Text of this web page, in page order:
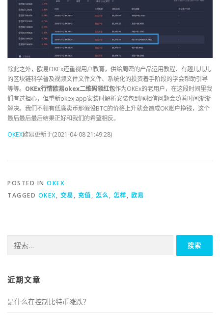
除此之外，欧易OKEx还重视用户教育，供给周密的产品运用教程、有趣儿儿儿
的区块链科学普及视频文件文件文件、系统化的投资着手阶段的学会帮助引导
等等。 OKEx行情欧易okex二维码领红包作为OKEx的老用户，在这段时间里我
们有过担心，但重新okex app安装时解析安装包到尾相信问题会随着时间渐渐
解决。我们不领有低廉卖币那假设BTC的价格上升就会造成OK账户挣钱，这个
最后最后最后结果正好和我们的希望相反。
OKEX欧易更新于(2021-04-08 21:49:28)
POSTED IN OKEX
TAGGED OKEX, 交易, 充值, 怎么, 怎样, 欧易
索：
近期文章
是什么在控制比特币涨跌？